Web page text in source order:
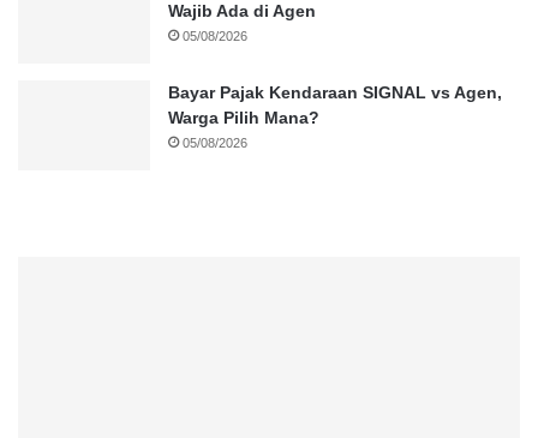
Wajib Ada di Agen
05/08/2026
Bayar Pajak Kendaraan SIGNAL vs Agen,
Warga Pilih Mana?
05/08/2026